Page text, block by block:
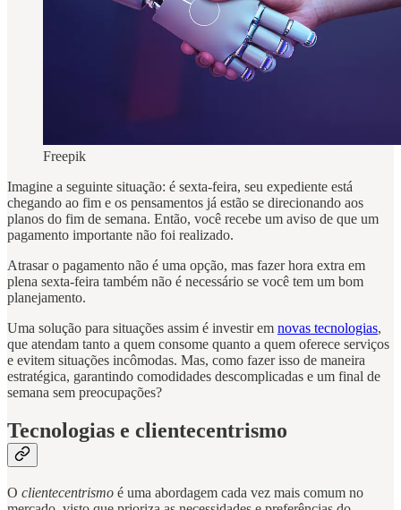
Freepik
Imagine a seguinte situação: é sexta-feira, seu expediente está
chegando ao fim e os pensamentos já estão se direcionando aos
planos do fim de semana. Então, você recebe um aviso de que um
pagamento importante não foi realizado.
Atrasar o pagamento não é uma opção, mas fazer hora extra em
plena sexta-feira também não é necessário se você tem um bom
planejamento.
Uma solução para situações assim é investir em novas tecnologias,
que atendam tanto a quem consome quanto a quem oferece serviços
e evitem situações incômodas. Mas, como fazer isso de maneira
estratégica, garantindo comodidades descomplicadas e um final de
semana sem preocupações?
Tecnologias e clientecentrismo
O clientecentrismo é uma abordagem cada vez mais comum no